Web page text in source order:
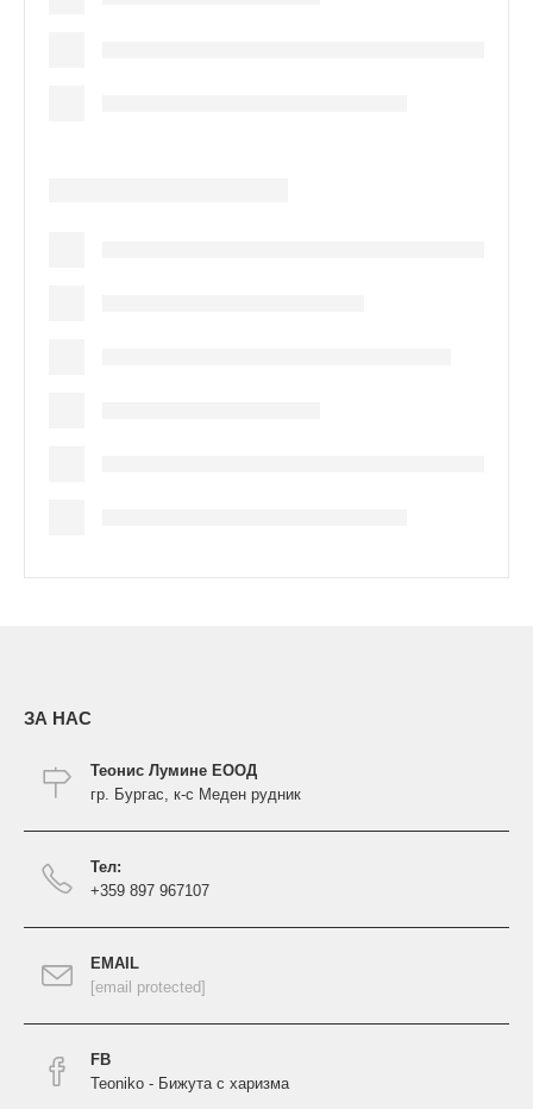
ЗА НАС
Теонис Лумине ЕООД
гр. Бургас, к-с Меден рудник
Тел:
+359 897 967107
EMAIL
[email protected]
FB
Teoniko - Бижута с харизма